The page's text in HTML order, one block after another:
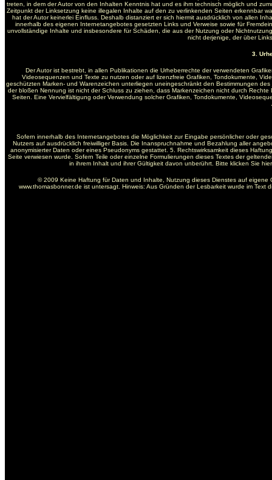
treten, in dem der Autor von den Inhalten Kenntnis hat und es ihm technisch möglich und
Zeitpunkt der Linksetzung keine illegalen Inhalte auf den zu verlinkenden Seiten erkennbar
hat der Autor keinerlei Einfluss. Deshalb distanziert er sich hiermit ausdrücklich von allen
innerhalb des eigenen Internetangebotes gesetzten Links und Verweise sowie für
unvollständige Inhalte und insbesondere für Schäden, die aus der Nutzung oder
nicht derjenige, der über
3.
Der Autor ist bestrebt, in allen Publikationen die Urheberrechte der verwendeten
Videosequenzen und Texte zu nutzen oder auf lizenzfreie Grafiken, Tondokumente,
geschützten Marken- und Warenzeichen unterliegen uneingeschränkt den Bestimmungen
der bloßen Nennung ist nicht der Schluss zu ziehen, dass Markenzeichen nicht durch
Seiten. Eine Vervielfältigung oder Verwendung solcher Grafiken, Tondokumente,
Sofern innerhalb des Internetangebotes die Möglichkeit zur Eingabe persönlicher oder
Nutzers auf ausdrücklich freiwilliger Basis. Die Inanspruchnahme und Bezahlung aller
anonymisierter Daten oder eines Pseudonyms gestattet. 5. Rechtswirksamkeit dieses
Seite verwiesen wurde. Sofern Teile oder einzelne Formulierungen dieses Textes der
in ihrem Inhalt und ihrer Gültigkeit davon unberührt. Bitte klicken Sie
© 2009 Keine Haftung für Daten und Inhalte, Nutzung dieses Dienstes auf
www.thomasbonner.de ist untersagt. Hinweis: Aus Gründen der Lesbarkeit wurde im